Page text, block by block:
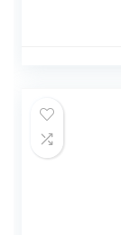
Cavo 1,5
E27
Da Parete